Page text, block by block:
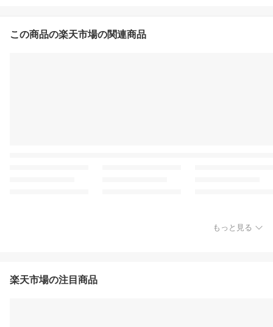
この商品の楽天市場の関連商品
もっと見る
楽天市場の注目商品